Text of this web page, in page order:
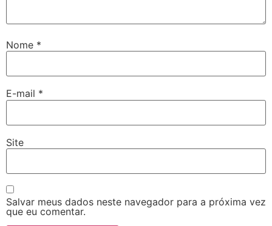
Nome *
E-mail *
Site
Salvar meus dados neste navegador para a próxima vez
que eu comentar.